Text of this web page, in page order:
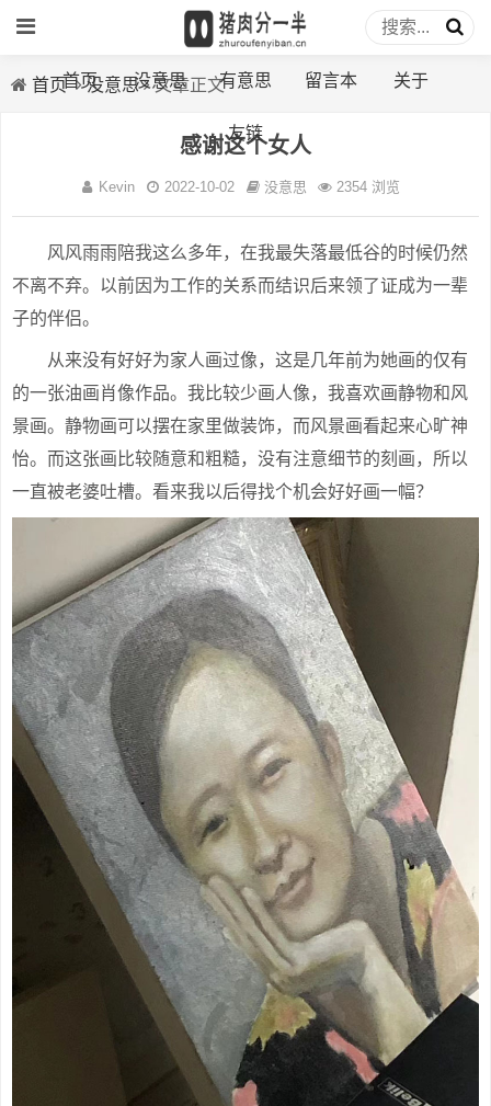
首页 没意思 有意思 留言本 关于
友链
首页 没意思 文章正文
感谢这个女人
Kevin 2022-10-02 没意思 2354 浏览
风风雨雨陪我这么多年，在我最失落最低谷的时候仍然
不离不弃。以前因为工作的关系而结识后来领了证成为一辈
子的伴侣。
从来没有好好为家人画过像，这是几年前为她画的仅有
的一张油画肖像作品。我比较少画人像，我喜欢画静物和风
景画。静物画可以摆在家里做装饰，而风景画看起来心旷神
怡。而这张画比较随意和粗糙，没有注意细节的刻画，所以
一直被老婆吐槽。看来我以后得找个机会好好画一幅？